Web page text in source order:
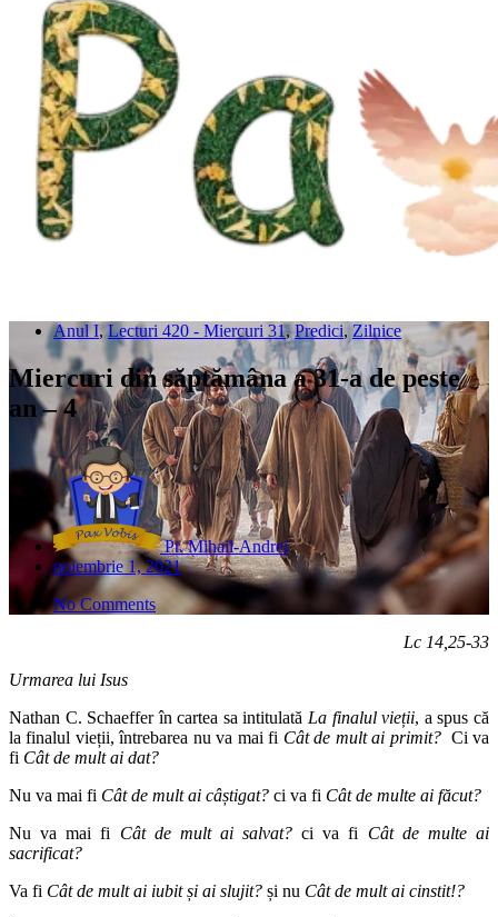
Anul I,Lecturi 420 - Miercuri 31,Predici,Zilnice
Miercuri din săptămâna a 31-a de peste
an – 4
Pr. Mihail-Andrei
noiembrie 1, 2021
No Comments
Lc 14,25-33
Urmarea lui Isus
Nathan C. Schaeffer în cartea sa intitulată La finalul vieții, a spus că
la finalul vieții, întrebarea nu va mai fi Cât de mult ai primit? Ci va
fi Cât de mult ai dat?
Nu va mai fi Cât de mult ai câștigat? ci va fi Cât de multe ai făcut?
Nu va mai fi Cât de mult ai salvat?ci va fi Cât de multe ai
sacrificat?
Va fi Cât de mult ai iubit și ai slujit? și nu Cât de mult ai cinstit!?